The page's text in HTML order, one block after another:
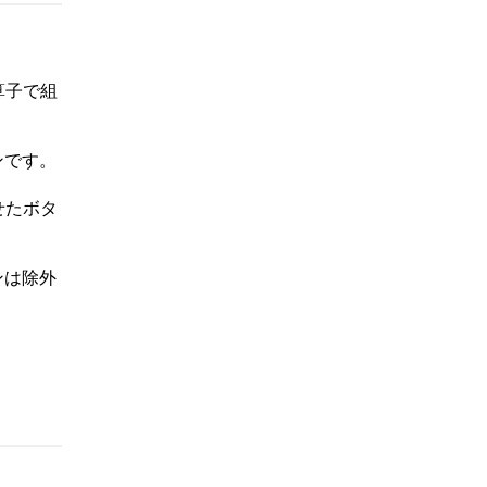
で組
す。
ボタ
除外